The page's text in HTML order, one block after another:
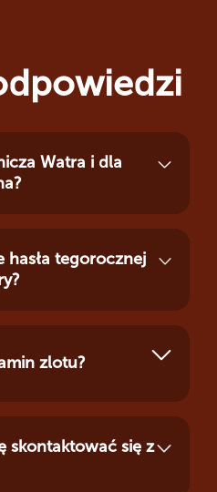
Watra i dla
hasła tegorocznej
zlotu?
skontaktować się z